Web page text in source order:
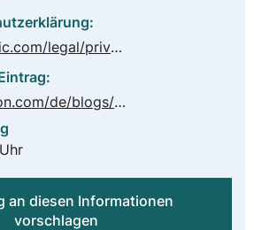
https://d1.awsstatic.com/legal/privacypolicy/AWS_Privacy_Notice__German_Translation_2022-03-08.pdf
https://aws.amazon.com/de/blogs/security/aws-gdpr-data-processing-addendum/
an diesen Informationen
vorschlagen